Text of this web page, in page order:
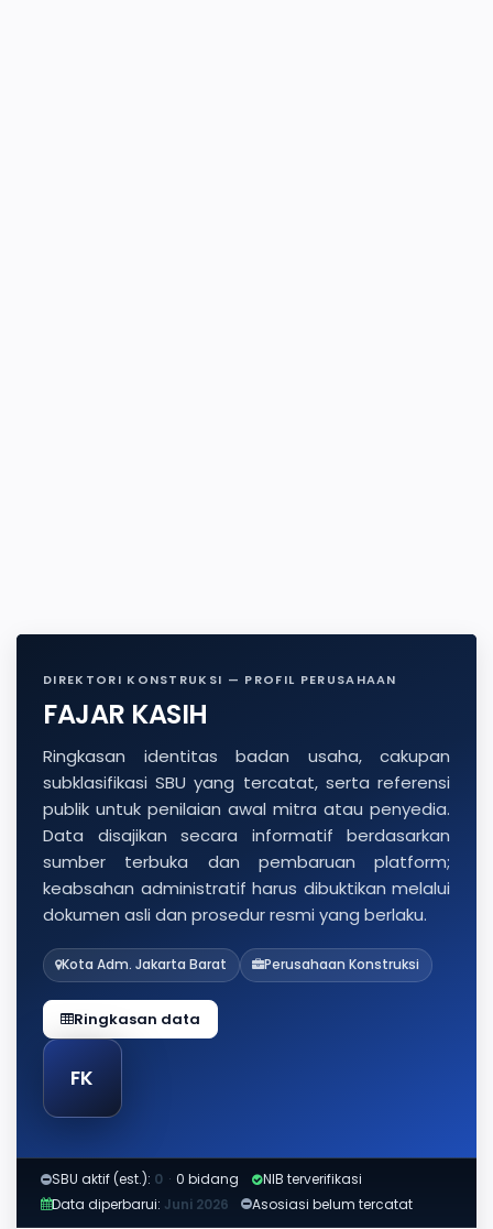
DIREKTORI KONSTRUKSI — PROFIL PERUSAHAAN
FAJAR KASIH
Ringkasan identitas badan usaha, cakupan
subklasifikasi SBU yang tercatat, serta referensi
publik untuk penilaian awal mitra atau penyedia.
Data disajikan secara informatif berdasarkan
sumber terbuka dan pembaruan platform;
keabsahan administratif harus dibuktikan melalui
dokumen asli dan prosedur resmi yang berlaku.
Kota Adm. Jakarta Barat Perusahaan Konstruksi
Ringkasan data
FK
SBU aktif (est.): 0 · 0 bidang
NIB terverifikasi
Data diperbarui: Juni 2026 Asosiasi belum tercatat